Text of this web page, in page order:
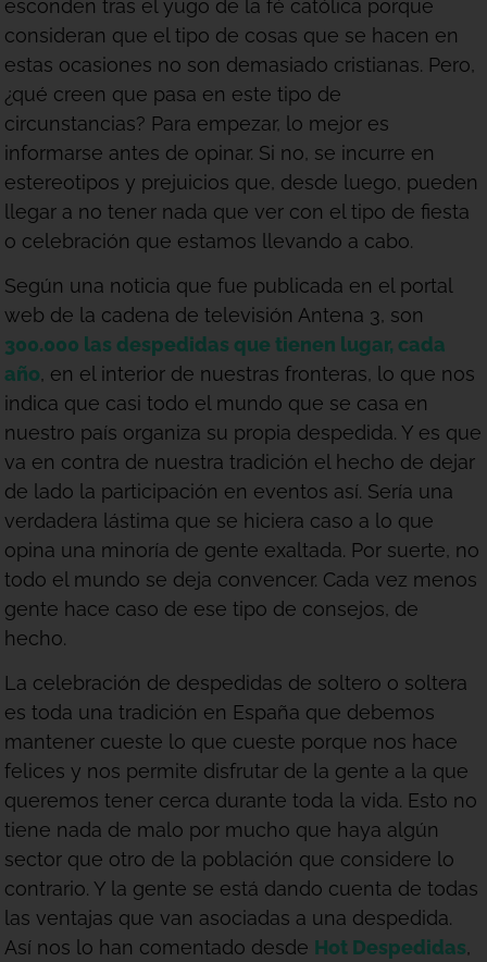
esconden tras el yugo de la fé católica porque
consideran que el tipo de cosas que se hacen en
estas ocasiones no son demasiado cristianas. Pero,
¿qué creen que pasa en este tipo de
circunstancias? Para empezar, lo mejor es
informarse antes de opinar. Si no, se incurre en
estereotipos y prejuicios que, desde luego, pueden
llegar a no tener nada que ver con el tipo de fiesta
o celebración que estamos llevando a cabo.
Según una noticia que fue publicada en el portal
web de la cadena de televisión Antena 3, son
300.000 las despedidas que tienen lugar, cada
año, en el interior de nuestras fronteras, lo que nos
indica que casi todo el mundo que se casa en
nuestro país organiza su propia despedida. Y es que
va en contra de nuestra tradición el hecho de dejar
de lado la participación en eventos así. Sería una
verdadera lástima que se hiciera caso a lo que
opina una minoría de gente exaltada. Por suerte, no
todo el mundo se deja convencer. Cada vez menos
gente hace caso de ese tipo de consejos, de
hecho.
La celebración de despedidas de soltero o soltera
es toda una tradición en España que debemos
mantener cueste lo que cueste porque nos hace
felices y nos permite disfrutar de la gente a la que
queremos tener cerca durante toda la vida. Esto no
tiene nada de malo por mucho que haya algún
sector que otro de la población que considere lo
contrario. Y la gente se está dando cuenta de todas
las ventajas que van asociadas a una despedida.
Así nos lo han comentado desde Hot Despedidas,